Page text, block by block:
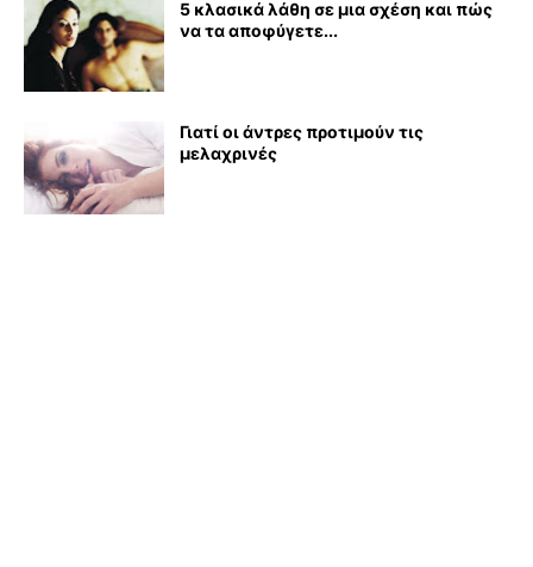
5 κλασικά λάθη σε μια σχέση και πώς
να τα αποφύγετε...
Γιατί οι άντρες προτιμούν τις
μελαχρινές